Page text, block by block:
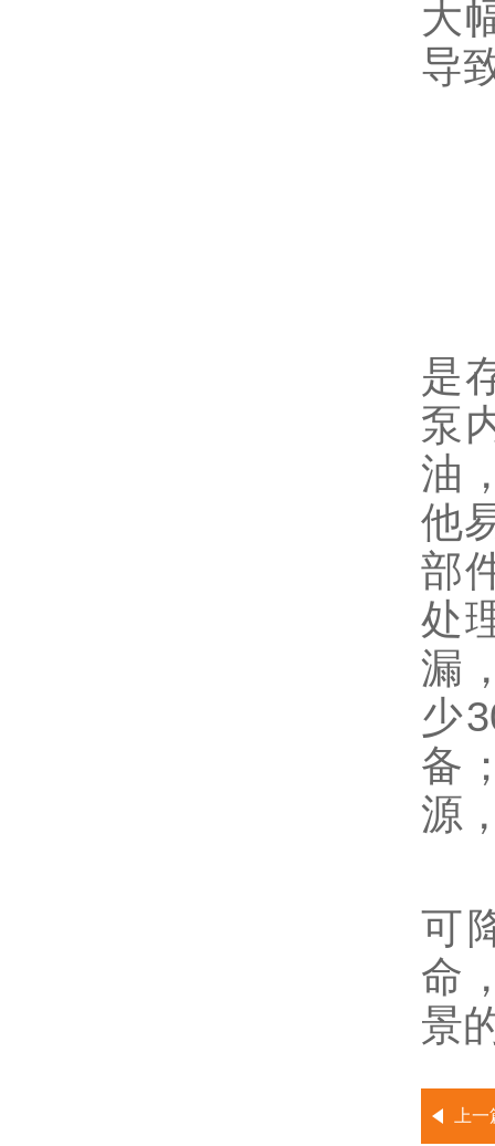
大
导
是
泵
油
他
部
处
漏
少
备
源
可
命
景
上